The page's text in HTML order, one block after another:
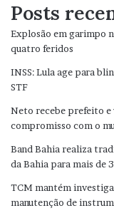
Posts
Explosão em garimpo
quatro feridos
INSS: Lula age para
STF
Neto recebe prefeito e
compromisso com o
Band Bahia realiza
da Bahia para mais de
TCM mantém
manutenção de